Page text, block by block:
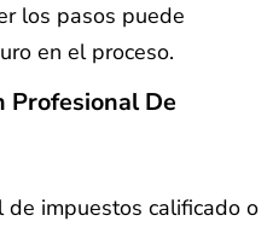
los pasos puede
en el proceso.
Profesional De
impuestos calificado o